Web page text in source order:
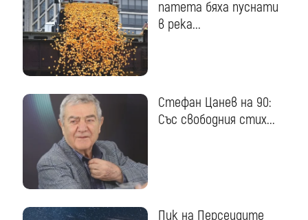
патета бяха пуснати
в река...
Стефан Цанев на 90:
Със свободния стих...
Пик на Персеидите